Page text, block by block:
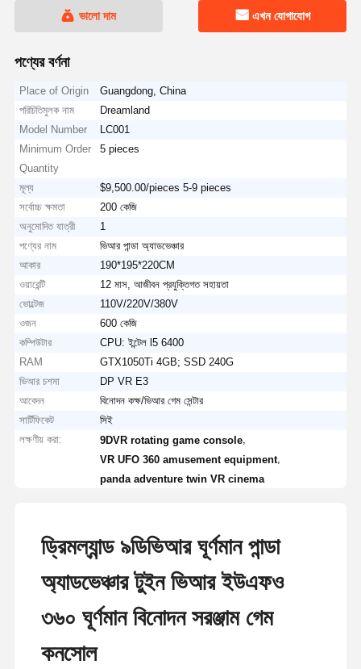
ভালো দাম এখন যোগাযোগ
পণ্যের বর্ণনা
Place of Origin
Guangdong, China
পরিচিতিমুলক নাম
Dreamland
Model Number
LC001
Minimum Order
Quantity
5 pieces
মূল্য
$9,500.00/pieces 5-9 pieces
সর্বোচ্চ ক্ষমতা
200 কেজি
অনুমোদিত যাত্রী
1
পণ্যের নাম
ভিআর পান্ডা অ্যাডভেঞ্চার
আকার
190*195*220CM
ওয়ারেন্টি
12 মাস, আজীবন প্রযুক্তিগত সহায়তা
ভোল্টেজ
110V/220V/380V
ওজন
600 কেজি
কম্পিউটার
CPU: ইন্টেল l5 6400
RAM
GTX1050Ti 4GB; SSD 240G
ভিআর চশমা
DP VR E3
আবেদন
বিনোদন কক্ষ/ভিআর গেম সেন্টার
সার্টিফিকেট
সিই
লক্ষণীয় করা:
9DVR rotating game console
VR UFO 360 amusement equipment
panda adventure twin VR cinema
ড্রিমল্যান্ড ৯ডিভিআর ঘূর্ণমান পান্ডা
অ্যাডভেঞ্চার টুইন ভিআর ইউএফও
৩৬০ ঘূর্ণমান বিনোদন সরঞ্জাম গেম
কনসোল